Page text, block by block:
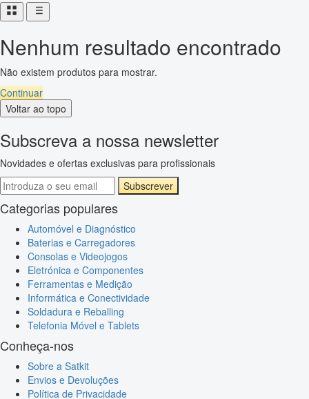
Nenhum resultado encontrado
Não existem produtos para mostrar.
Continuar
Voltar ao topo
Subscreva a nossa newsletter
Novidades e ofertas exclusivas para profissionais
Subscrever
Categorias populares
Automóvel e Diagnóstico
Baterias e Carregadores
Consolas e Videojogos
Eletrónica e Componentes
Ferramentas e Medição
Informática e Conectividade
Soldadura e Reballing
Telefonia Móvel e Tablets
Conheça-nos
Sobre a Satkit
Envios e Devoluções
Política de Privacidade